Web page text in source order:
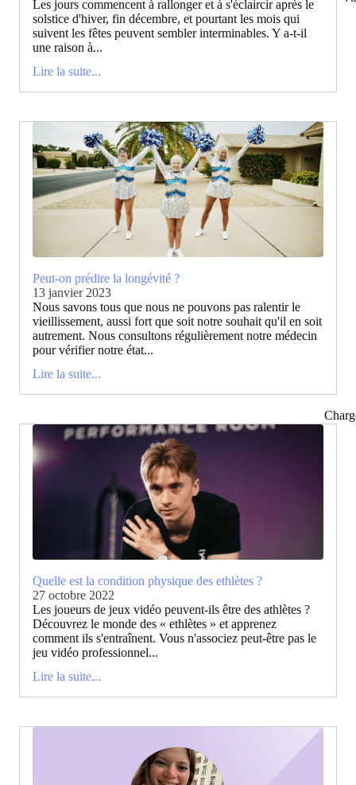
Les jours commencent à rallonger et à s'éclaircir après le
solstice d'hiver, fin décembre, et pourtant les mois qui
suivent les fêtes peuvent sembler interminables. Y a-t-il
une raison à...
Lire la suite...
Peut-on prédire la longévité ?
13 janvier 2023
Nous savons tous que nous ne pouvons pas ralentir le
vieillissement, aussi fort que soit notre souhait qu'il en soit
autrement. Nous consultons régulièrement notre médecin
pour vérifier notre état...
Lire la suite...
Quelle est la condition physique des ethlètes ?
27 octobre 2022
Les joueurs de jeux vidéo peuvent-ils être des athlètes ?
Découvrez le monde des « ethlètes » et apprenez
comment ils s'entraînent. Vous n'associez peut-être pas le
jeu vidéo professionnel...
Lire la suite...